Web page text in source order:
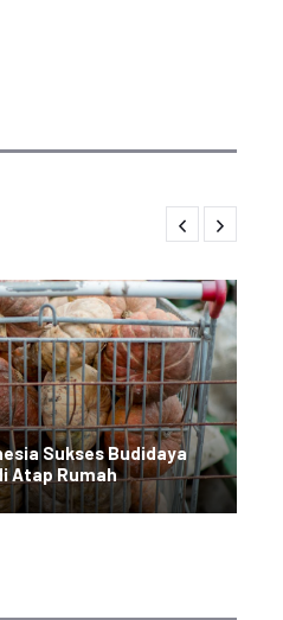
Sukses Budidaya
Atap Rumah